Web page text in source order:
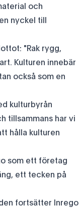
och
nyckel till
"Rak rygg,
Kulturen innebär
också som en
kulturbyrån
tillsammans har vi
hålla kulturen
som ett företag
ett tecken på
fortsätter Inrego